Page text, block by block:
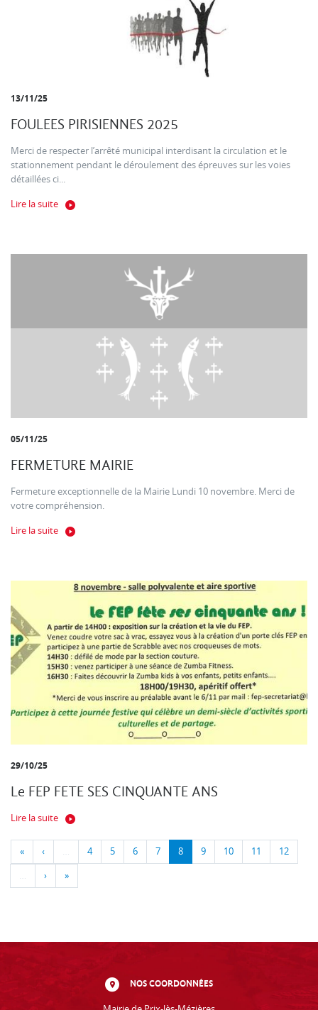
13/11/25
FOULEES PIRISIENNES 2025
Merci de respecter l’arrêté municipal interdisant la circulation et le
stationnement pendant le déroulement des épreuves sur les voies
détaillées ci...
Lire la suite
05/11/25
FERMETURE MAIRIE
Fermeture exceptionnelle de la Mairie Lundi 10 novembre. Merci de
votre compréhension.
Lire la suite
29/10/25
Le FEP FETE SES CINQUANTE ANS
Lire la suite
« ‹ … 4 5 6 7 8 9 10 11 12
… › »
NOS COORDONNÉES